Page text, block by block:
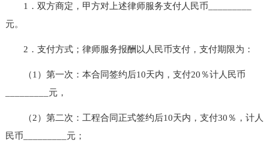
1．双方商定，甲方对上述律师服务支付人民币_________
元。
2．支付方式；律师服务报酬以人民币支付，支付期限为：
（1）第一次：本合同签约后10天内，支付20％计人民币
_________元，
（2）第二次：工程合同正式签约后10天内，支付30％，计人
民币_________元；